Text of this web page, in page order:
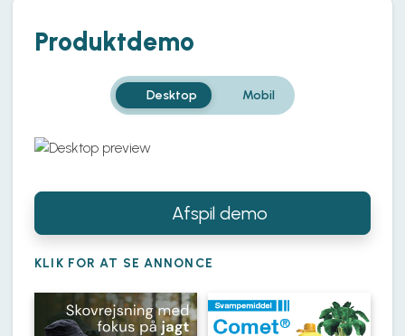
Produktdemo
Desktop Mobil
Scroll
Afspil demo
KLIK FOR AT SE ANNONCE